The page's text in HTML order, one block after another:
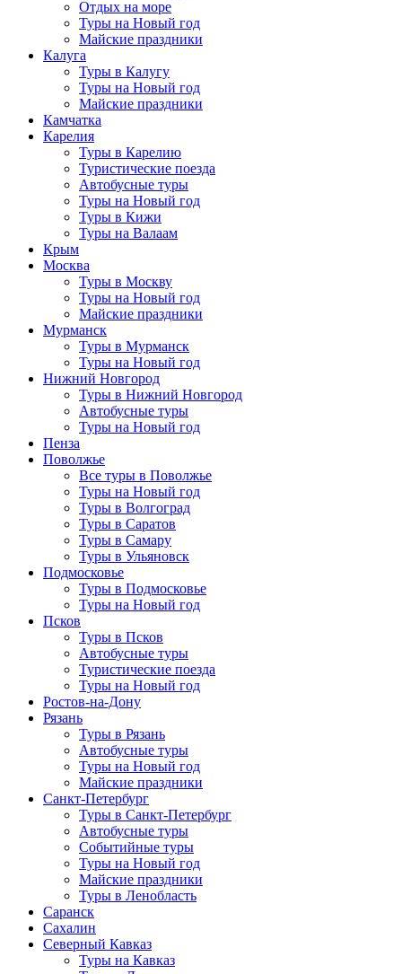
Отдых на море
Туры на Новый год
Майские праздники
Калуга
Туры в Калугу
Туры на Новый год
Майские праздники
Камчатка
Карелия
Туры в Карелию
Туристические поезда
Автобусные туры
Туры на Новый год
Туры в Кижи
Туры на Валаам
Крым
Москва
Туры в Москву
Туры на Новый год
Майские праздники
Мурманск
Туры в Мурманск
Туры на Новый год
Нижний Новгород
Туры в Нижний Новгород
Автобусные туры
Туры на Новый год
Пенза
Поволжье
Все туры в Поволжье
Туры на Новый год
Туры в Волгоград
Туры в Саратов
Туры в Самару
Туры в Ульяновск
Подмосковье
Туры в Подмосковье
Туры на Новый год
Псков
Туры в Псков
Автобусные туры
Туристические поезда
Туры на Новый год
Ростов-на-Дону
Рязань
Туры в Рязань
Автобусные туры
Туры на Новый год
Майские праздники
Санкт-Петербург
Туры в Санкт-Петербург
Автобусные туры
Событийные туры
Туры на Новый год
Майские праздники
Туры в Ленобласть
Саранск
Сахалин
Северный Кавказ
Туры на Кавказ